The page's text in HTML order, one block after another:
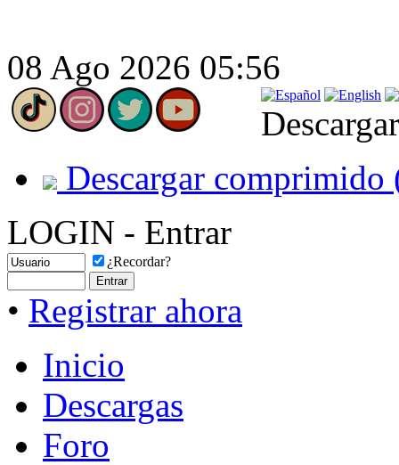
08 Ago 2026 05:56
Descargar comprimido
LOGIN - Entrar
¿Recordar?
• Registrar ahora
Inicio
Descargas
Foro